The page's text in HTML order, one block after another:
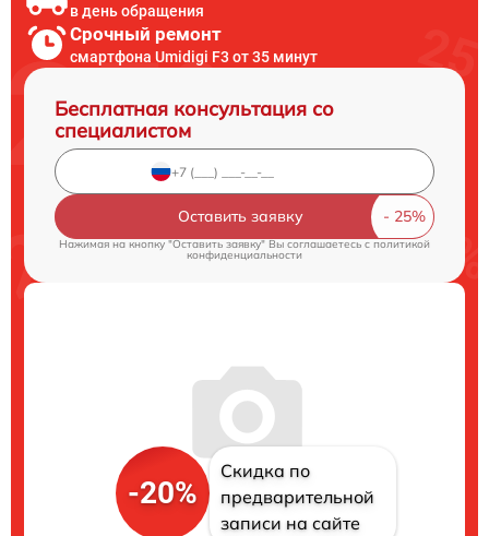
в день обращения
Срочный ремонт
смартфона Umidigi F3 от 35 минут
Бесплатная консультация со
специалистом
Оставить заявку
Нажимая на кнопку "Оставить заявку" Вы соглашаетесь c политикой
конфиденциальности
-20%
Скидка по
предварительной
записи на сайте